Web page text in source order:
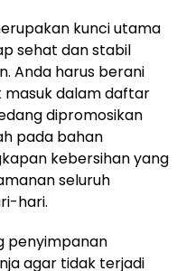
kunci utama
sehat dan stabil
Anda harus berani
dalam daftar
dipromosikan
pada bahan
kebersihan yang
seluruh
hari.
penyimpanan
agar tidak terjadi